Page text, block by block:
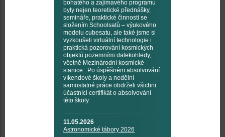
bohatého a zajímavého programu
byly nejen teoretické přednášky,
semináře, praktické činnosti se
složením Schoolsatů – výukového
modelu cubesatu, ale také jsme si
vyzkoušeli virtuální technologie i
praktická pozorování kosmických
objektů pozemními dalekohledy,
včetně Mezinárodní kosmické
stanice. Po úspěšném absolvování
víkendové školy a nedělní
samostatné práce obdrželi všichni
účastníci certifikát o absolvování
této školy.
11.05.2026
Astronomické tábory 2026